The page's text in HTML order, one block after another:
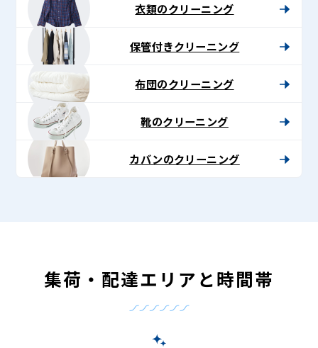
衣類のクリーニング
保管付きクリーニング
布団のクリーニング
靴のクリーニング
カバンのクリーニング
集荷・配達エリアと時間帯